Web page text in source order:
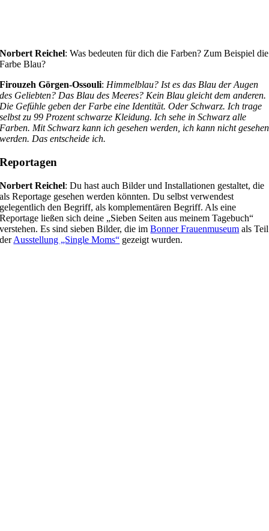
Norbert Reichel: Was bedeuten für dich die Farben? Zum Beispiel die
Farbe Blau?
Firouzeh Görgen-Ossouli: Himmelblau? Ist es das Blau der Augen
des Geliebten? Das Blau des Meeres? Kein Blau gleicht dem anderen.
Die Gefühle geben der Farbe eine Identität. Oder Schwarz. Ich trage
selbst zu 99 Prozent schwarze Kleidung. Ich sehe in Schwarz alle
Farben. Mit Schwarz kann ich gesehen werden, ich kann nicht gesehen
werden. Das entscheide ich.
Reportagen
Norbert Reichel: Du hast auch Bilder und Installationen gestaltet, die
als Reportage gesehen werden könnten. Du selbst verwendest
gelegentlich den Begriff, als komplementären Begriff. Als eine
Reportage ließen sich deine „Sieben Seiten aus meinem Tagebuch“
verstehen. Es sind sieben Bilder, die imBonner Frauenmuseum als Teil
derAusstellung „Single Moms“ gezeigt wurden.